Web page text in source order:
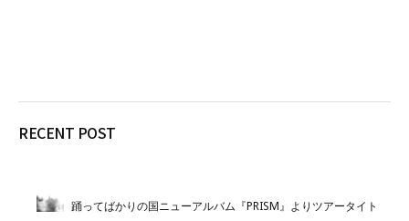
RECENT POST
踊ってばかりの国ニューアルバム『PRISM』よりツアータイト